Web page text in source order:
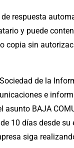
respuesta
y puede
sin
de la
e
BAJA
10 días desde
siga